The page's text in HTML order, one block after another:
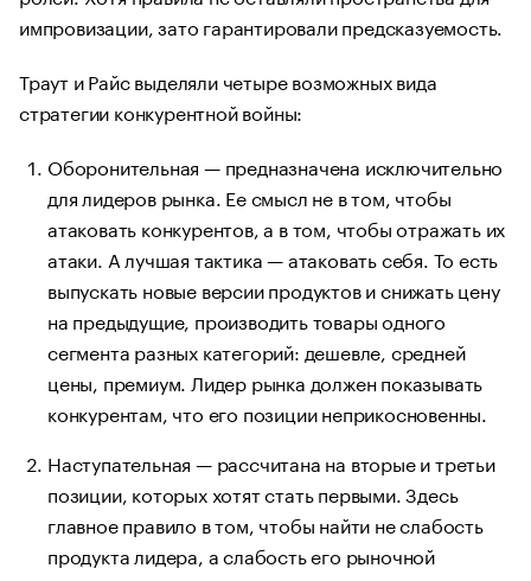
импровизации, зато гарантировали предсказуемость.
Траут и Райс выделяли четыре возможных вида
стратегии конкурентной войны:
Оборонительная — предназначена исключительно
для лидеров рынка. Ее смысл не в том, чтобы
атаковать конкурентов, а в том, чтобы отражать их
атаки. А лучшая тактика — атаковать себя. То есть
выпускать новые версии продуктов и снижать цену
на предыдущие, производить товары одного
сегмента разных категорий: дешевле, средней
цены, премиум. Лидер рынка должен показывать
конкурентам, что его позиции неприкосновенны.
Наступательная — рассчитана на вторые и третьи
позиции, которых хотят стать первыми. Здесь
главное правило в том, чтобы найти не слабость
продукта лидера, а слабость его рыночной